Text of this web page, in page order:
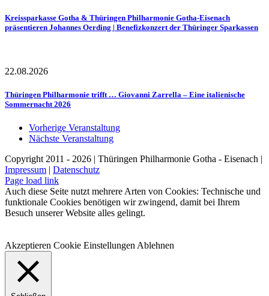
Kreissparkasse Gotha & Thüringen Philharmonie Gotha-Eisenach
präsentieren Johannes Oerding | Benefizkonzert der Thüringer Sparkassen
22.08.2026
Thüringen Philharmonie trifft … Giovanni Zarrella – Eine italienische
Sommernacht 2026
Vorherige Veranstaltung
Nächste Veranstaltung
Copyright 2011 - 2026 | Thüringen Philharmonie Gotha - Eisenach |
Impressum
Datenschutz
Facebook
Instagram
WhatsApp
YouTube
E-
Mail
Telefon
Page load link
Auch diese Seite nutzt mehrere Arten von Cookies: Technische und
funktionale Cookies benötigen wir zwingend, damit bei Ihrem
Besuch unserer Website alles gelingt.
Akzeptieren Cookie EinstellungenAblehnen